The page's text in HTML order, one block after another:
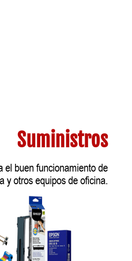
Suministros
el buen funcionamiento de
y otros equipos de oficina.